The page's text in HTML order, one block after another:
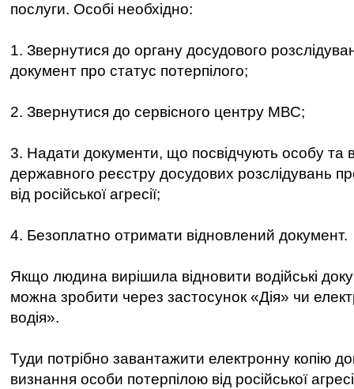
послуги. Особі необхідно:
1. Звернутися до органу досудового
документ про статус потерпілого;
2. Звернутися до сервісного центру МВС;
3. Надати документи, що посвідчують особу та
державного реєстру досудових розслідувань
від російської агресії;
4. Безоплатно отримати відновлений документ.
Якщо людина вирішила відновити водійські
можна зробити через застосунок «Дія» чи
водія».
Туди потрібно завантажити електронну копію
визнання особи потерпілою від російської